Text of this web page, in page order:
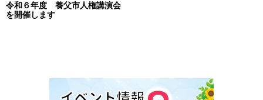
令和６年度 養父市人権講演会
を開催します